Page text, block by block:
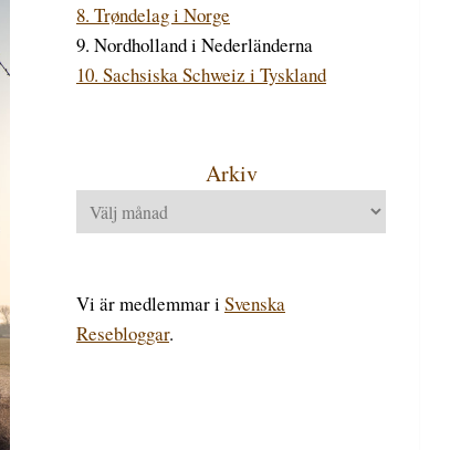
8. Trøndelag i Norge
9. Nordholland i Nederländerna
10. Sachsiska Schweiz i Tyskland
Arkiv
Arkiv
Vi är medlemmar i Svenska
Resebloggar.